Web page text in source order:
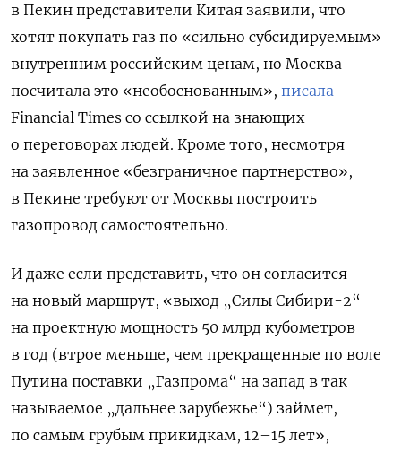
в Пекин представители Китая заявили, что
хотят покупать газ по «сильно субсидируемым»
внутренним российским ценам, но Москва
посчитала это «необоснованным», писала
Financial Times со ссылкой на знающих
о переговорах людей. Кроме того, несмотря
на заявленное «безграничное партнерство»,
в Пекине требуют от Москвы построить
газопровод самостоятельно.
И даже если представить, что он согласится
на новый маршрут, «выход „Силы Сибири-2“
на проектную мощность 50 млрд кубометров
в год (втрое меньше, чем прекращенные по воле
Путина поставки „Газпрома“ на запад в так
называемое „дальнее зарубежье“) займет,
по самым грубым прикидкам, 12–15 лет»,